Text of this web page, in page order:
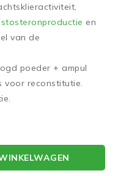
en
van de
poeder + ampul
voor reconstitutie.